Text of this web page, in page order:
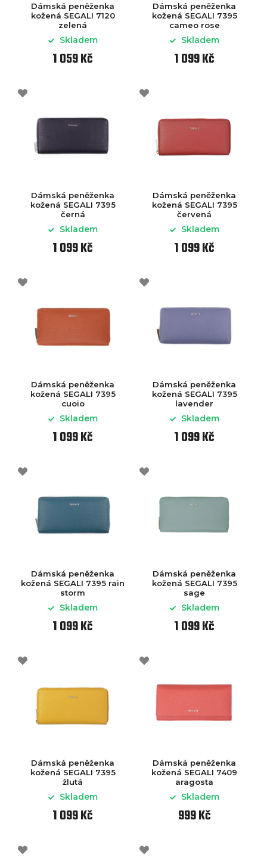
Dámská peněženka
kožená SEGALI 7120
zelená
Skladem
1 059 Kč
Dámská peněženka
kožená SEGALI 7395
cameo rose
Skladem
1 099 Kč
Dámská peněženka
kožená SEGALI 7395
černá
Skladem
1 099 Kč
Dámská peněženka
kožená SEGALI 7395
červená
Skladem
1 099 Kč
Dámská peněženka
kožená SEGALI 7395
cuoio
Skladem
1 099 Kč
Dámská peněženka
kožená SEGALI 7395
lavender
Skladem
1 099 Kč
Dámská peněženka
kožená SEGALI 7395 rain
storm
Skladem
1 099 Kč
Dámská peněženka
kožená SEGALI 7395
sage
Skladem
1 099 Kč
Dámská peněženka
kožená SEGALI 7395
žlutá
Skladem
1 099 Kč
Dámská peněženka
kožená SEGALI 7409
aragosta
Skladem
999 Kč